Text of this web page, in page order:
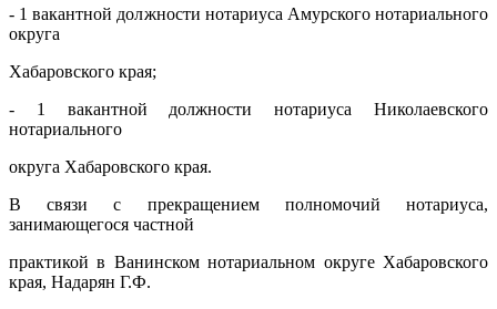
- 1 вакантной должности нотариуса Амурского нотариального
округа
Хабаровского края;
- 1 вакантной должности нотариуса Николаевского
нотариального
округа Хабаровского края.
В связи с прекращением полномочий нотариуса,
занимающегося частной
практикой в Ванинском нотариальном округе Хабаровского
края, Надарян Г.Ф.